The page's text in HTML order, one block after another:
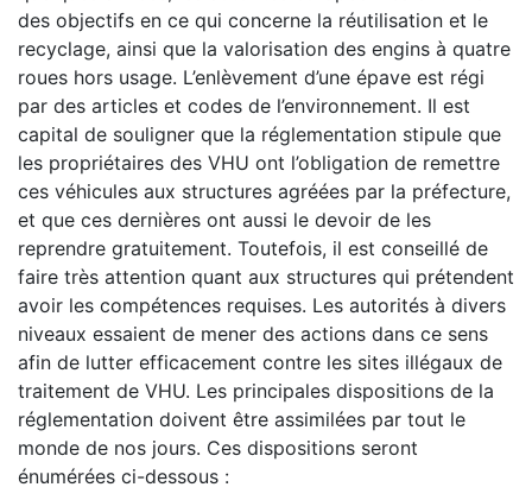
des objectifs en ce qui concerne la réutilisation et le
recyclage, ainsi que la valorisation des engins à quatre
roues hors usage. L’enlèvement d’une épave est régi
par des articles et codes de l’environnement. Il est
capital de souligner que la réglementation stipule que
les propriétaires des VHU ont l’obligation de remettre
ces véhicules aux structures agréées par la préfecture,
et que ces dernières ont aussi le devoir de les
reprendre gratuitement. Toutefois, il est conseillé de
faire très attention quant aux structures qui prétendent
avoir les compétences requises. Les autorités à divers
niveaux essaient de mener des actions dans ce sens
afin de lutter efficacement contre les sites illégaux de
traitement de VHU. Les principales dispositions de la
réglementation doivent être assimilées par tout le
monde de nos jours. Ces dispositions seront
énumérées ci-dessous :